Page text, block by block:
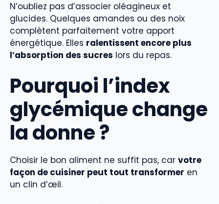
N’oubliez pas d’associer oléagineux et
glucides. Quelques amandes ou des noix
complètent parfaitement votre apport
énergétique. Elles ralentissent encore plus
l’absorption des sucres lors du repas.
Pourquoi l’index
glycémique change
la donne ?
Choisir le bon aliment ne suffit pas, car votre
façon de cuisiner peut tout transformer en
un clin d’œil.